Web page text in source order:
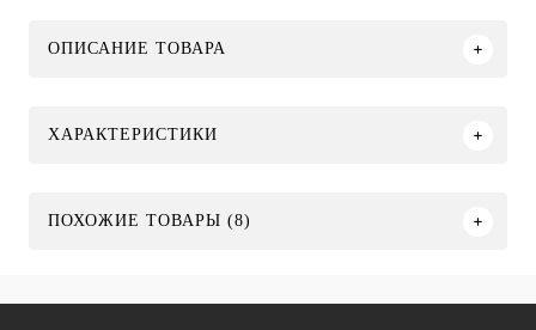
ОПИСАНИЕ ТОВАРА
ХАРАКТЕРИСТИКИ
ПОХОЖИЕ ТОВАРЫ (8)